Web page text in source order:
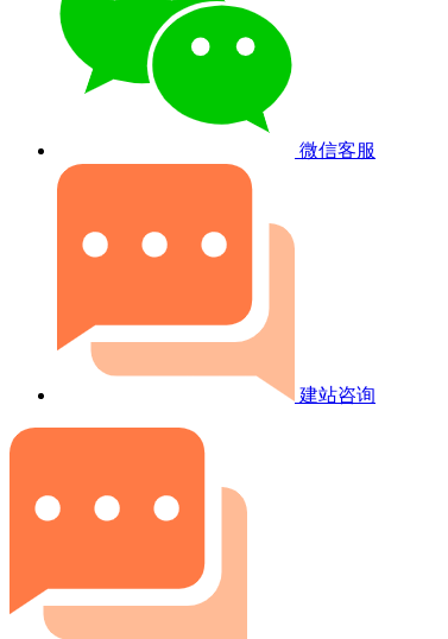
微信客服
建站咨询